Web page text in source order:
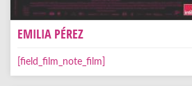
EMILIA PÉREZ
[field_film_note_film]